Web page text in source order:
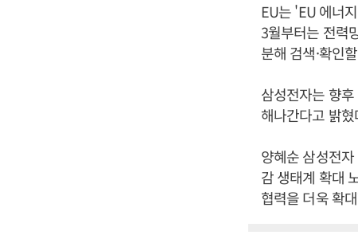
EU는 'EU 에너
3월부터는 전력
분해 검색·확인
삼성전자는 향
해나간다고 밝혔
양혜순 삼성전
감 생태계 확대
협력을 더욱 확